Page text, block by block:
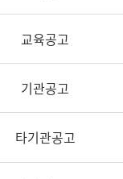
교육공고
기관공고
타기관공고